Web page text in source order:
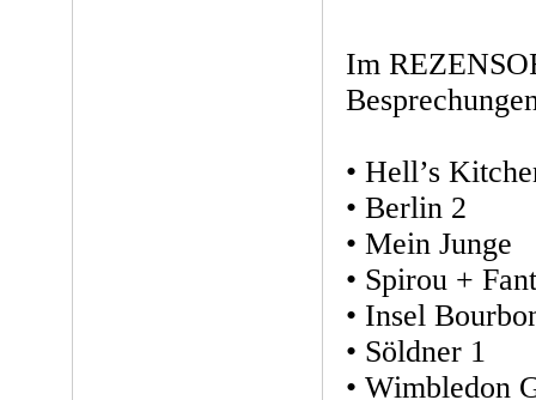
Im
• Hell’s
• Berlin 2
• Mein Junge
• Spirou +
• Insel
• Söldner 1
• Wimbledon